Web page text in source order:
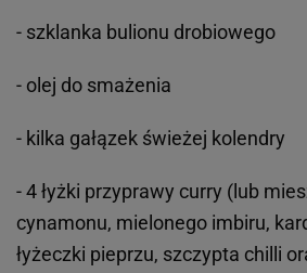
- szklanka bulionu drobiowego
- olej do smażenia
- kilka gałązek świeżej kolendry
- 4 łyżki przyprawy curry (lub
cynamonu, mielonego imbiru,
łyżeczki pieprzu, szczypta chilli